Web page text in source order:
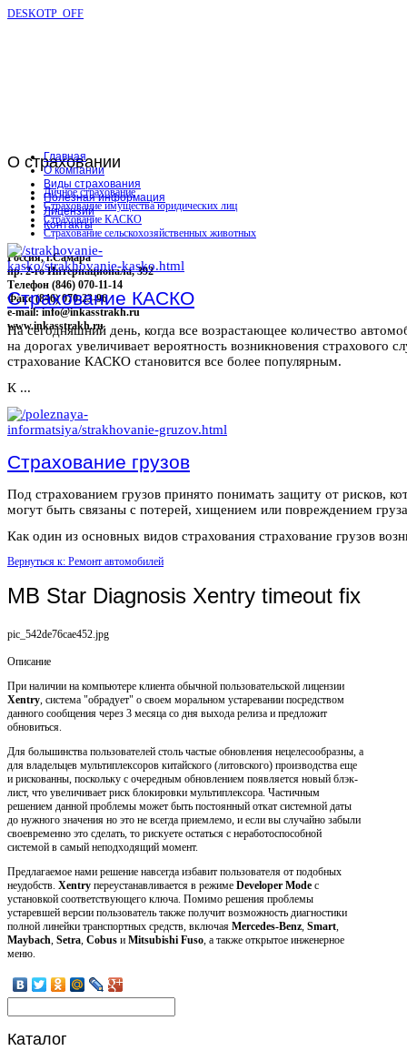
DESKOTP_OFF
О страховании
Личное страхование
Страхование имущества юридических лиц
Страхование КАСКО
Страхование сельскохозяйственных животных
Россия, г.Самара
пр. 2-го Интернационала, 392
Телефон (846) 070-11-14
Факс (846) 070-23-96
e-mail: info@inkasstrakh.ru
www.inkasstrakh.ru
Главная
О компании
Виды страхования
Полезная информация
Лицензии
Контакты
Страхование КАСКО
На сегодняшний день, когда все возрастающее количество
на дорогах увеличивает вероятность возникновения страхового
страхование КАСКО становится все более популярным.
К ...
Страхование грузов
Под страхованием грузов принято понимать защиту от рисков,
могут быть связаны с потерей, хищением или повреждением
Как один из основных видов страхования страхование грузов
Вернуться к: Ремонт автомобилей
MB Star Diagnosis Xentry timeout fix
pic_542de76cae452.jpg
Описание
При наличии на компьютере клиента обычной пользовательской лицензии
Xentry, система "обрадует" о своем моральном устаревании посредством
данного сообщения через 3 месяца со дня выхода релиза и предложит
обновиться.
Для большинства пользователей столь частые обновления нецелесообразны, а
для владельцев мультиплексоров китайского (литовского) производства еще
и рискованны, поскольку с очередным обновлением появляется новый блэк-
лист, что увеличивает риск блокировки мультиплексора. Частичным
решением данной проблемы может быть постоянный откат системной даты
до нужного значения но это не всегда приемлемо, и если вы случайно забыли
своевременно это сделать, то рискуете остаться с неработоспособной
системой в самый неподходящий момент.
Предлагаемое нами решение навсегда избавит пользователя от подобных
неудобств. Xentry переустанавливается в режиме Developer Mode с
установкой соответствующего ключа. Помимо решения проблемы
устаревшей версии пользователь также получит возможность диагностики
полной линейки транспортных средств, включая Mercedes-Benz, Smart,
Maybach, Setra, Cobus и Mitsubishi Fuso, а также открытое инженерное
меню.
Каталог